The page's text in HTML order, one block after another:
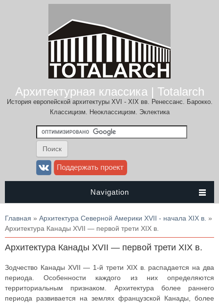
Архитектурная классика | Totalarch
История европейской архитектуры XVI - XIX вв. Ренессанс. Барокко.
Классицизм. Неоклассицизм. Эклектика
Navigation
Вы здесь
Главная » Архитектура Северной Америки XVII - начала XIX в. »
Архитектура Канады XVII — первой трети XIX в.
Архитектура Канады XVII — первой трети XIX в.
Зодчество Канады XVII — 1-й трети XIX в. распадается на два
периода. Особенности каждого из них определяются
территориальным признаком. Архитектура более раннего
периода развивается на землях французской Канады, более